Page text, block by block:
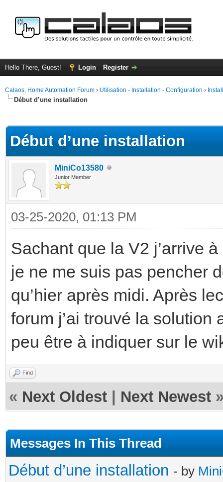
Hello There, Guest! Login Register
Calaos, Home Automation Forum › Utilisation - Installation - Configuration ›
Début d’une installation
Début d’une installation
MiniCo13580
Junior Member
03-25-2020, 01:13 PM
Sachant que la V2 j’arrive
je ne me suis pas pencher
qu’hier après midi. Après
forum j’ai trouvé la
peu être à indiquer sur le
Find
« Next Oldest Next Newest
Messages In This Thread
Début d’une installation - by